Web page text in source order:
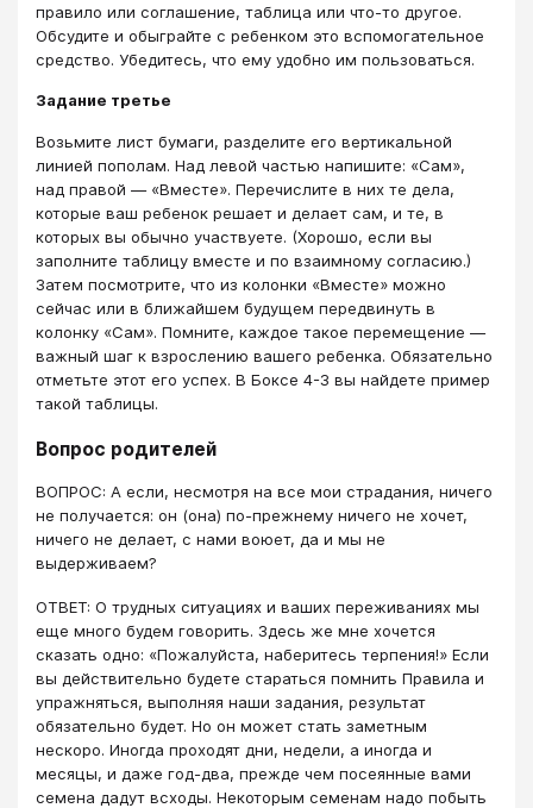
правило или соглашение, таблица или что-то другое.
Обсудите и обыграйте с ребенком это вспомогательное
средство. Убедитесь, что ему удобно им пользоваться.
Задание третье
Возьмите лист бумаги, разделите его вертикальной
линией пополам. Над левой частью напишите: «Сам»,
над правой — «Вместе». Перечислите в них те дела,
которые ваш ребенок решает и делает сам, и те, в
которых вы обычно участвуете. (Хорошо, если вы
заполните таблицу вместе и по взаимному согласию.)
Затем посмотрите, что из колонки «Вместе» можно
сейчас или в ближайшем будущем передвинуть в
колонку «Сам». Помните, каждое такое перемещение —
важный шаг к взрослению вашего ребенка. Обязательно
отметьте этот его успех. В Боксе 4-3 вы найдете пример
такой таблицы.
Вопрос родителей
ВОПРОС: А если, несмотря на все мои страдания, ничего
не получается: он (она) по-прежнему ничего не хочет,
ничего не делает, с нами воюет, да и мы не
выдерживаем?
ОТВЕТ: О трудных ситуациях и ваших переживаниях мы
еще много будем говорить. Здесь же мне хочется
сказать одно: «Пожалуйста, наберитесь терпения!» Если
вы действительно будете стараться помнить Правила и
упражняться, выполняя наши задания, результат
обязательно будет. Но он может стать заметным
нескоро. Иногда проходят дни, недели, а иногда и
месяцы, и даже год-два, прежде чем посеянные вами
семена дадут всходы. Некоторым семенам надо побыть